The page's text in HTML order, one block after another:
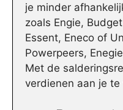
je minder
zoals Engie,
Essent, Eneco of
Powerpeers,
Met de
verdienen aan je